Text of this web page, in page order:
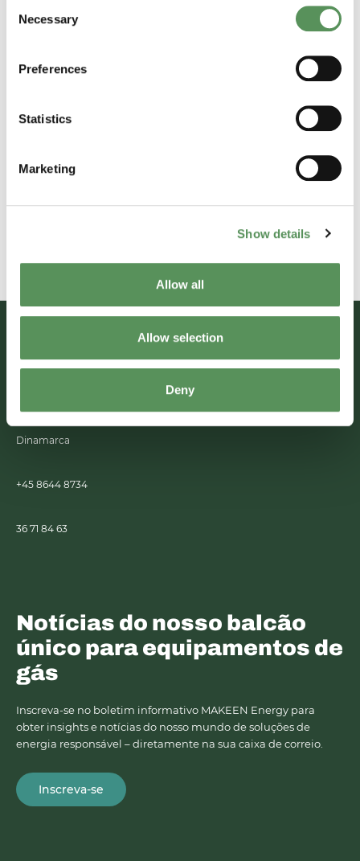
Selection
Necessary
Preferences
Statistics
Marketing
Show details
Allow all
Allow selection
Deny
Conectores e juntas simples e resistentes à corrosão
proporciona uma elasticidade do material que resulta
em uma vedação hermética quando instalada.
MAKEEN Gas Equipment
Sede
Dinamarca
+45 8644 8734
36 71 84 63
Notícias do nosso balcão
único para equipamentos de
gás
Inscreva-se no boletim informativo MAKEEN Energy para
obter insights e notícias do nosso mundo de soluções de
energia responsável – diretamente na sua caixa de correio.
Inscreva-se